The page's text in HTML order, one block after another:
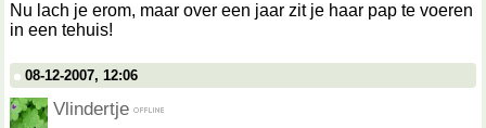
Nu lach je erom, maar over een jaar zit je haar pap te voeren
in een tehuis!
08-12-2007, 12:06
Vlindertje